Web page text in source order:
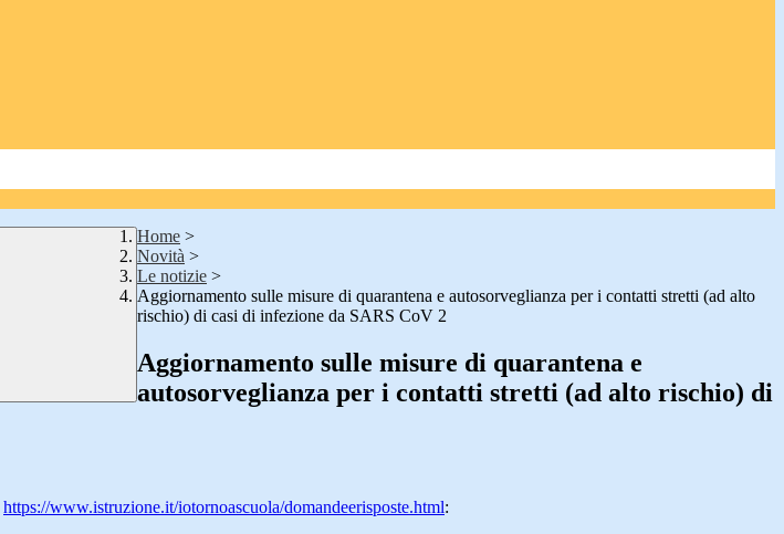
Home >
Novità >
Le notizie >
Aggiornamento sulle misure di quarantena e autosorveglianza per i contatti stretti (ad alto
rischio) di casi di infezione da SARS CoV 2
Aggiornamento sulle misure di quarantena e
autosorveglianza per i contatti stretti (ad alto rischio) di
https://www.istruzione.it/iotornoascuola/domandeerisposte.html: